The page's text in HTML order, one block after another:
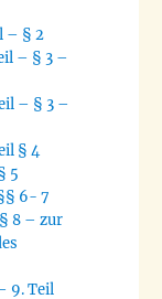
– § 2
– § 3 –
– § 3 –
§ 4
5
6- 7
8 – zur
9. Teil